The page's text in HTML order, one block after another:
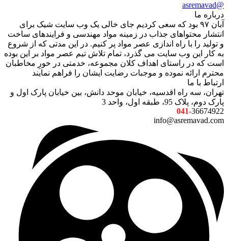
@asremavad
درباره ما
آبان ۹۷ بود که سعی کردیم جای خالی یک وب سایت شیک برای
انتشار محتواهای جذاب در زمینه مواد مهندسی و فرایندهای ساخت
و تولید را با راه اندازی عصر مواد پر کنیم. در این مدتی که از شروع
به کار این وب سایت می گذرد، تمام تلاش تیم عصر مواد بر این بوده
است که در راستای اهداف کلان مجموعه، خدمتی در خورِ مخاطبان
محترم ارائه نموده و موجبات رضایت ایشان را فراهم نمایند
ارتباط با ما
تهران، سه راه اقدسیه، خیابان موحد دانش، بین خیابان پارک اول و
پارک دوم، پلاک 95، طبقه اول، واحد 3
041-36674922
info@asremavad.com